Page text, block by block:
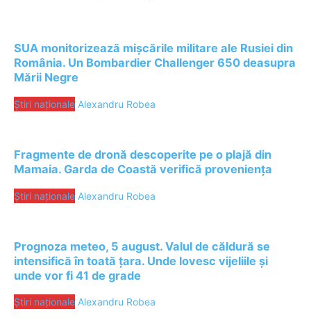
SUA monitorizează mișcările militare ale Rusiei din
România. Un Bombardier Challenger 650 deasupra
Mării Negre
Știri naționale Alexandru Robea
Fragmente de dronă descoperite pe o plajă din
Mamaia. Garda de Coastă verifică proveniența
Știri naționale Alexandru Robea
Prognoza meteo, 5 august. Valul de căldură se
intensifică în toată țara. Unde lovesc vijeliile și
unde vor fi 41 de grade
Știri naționale Alexandru Robea